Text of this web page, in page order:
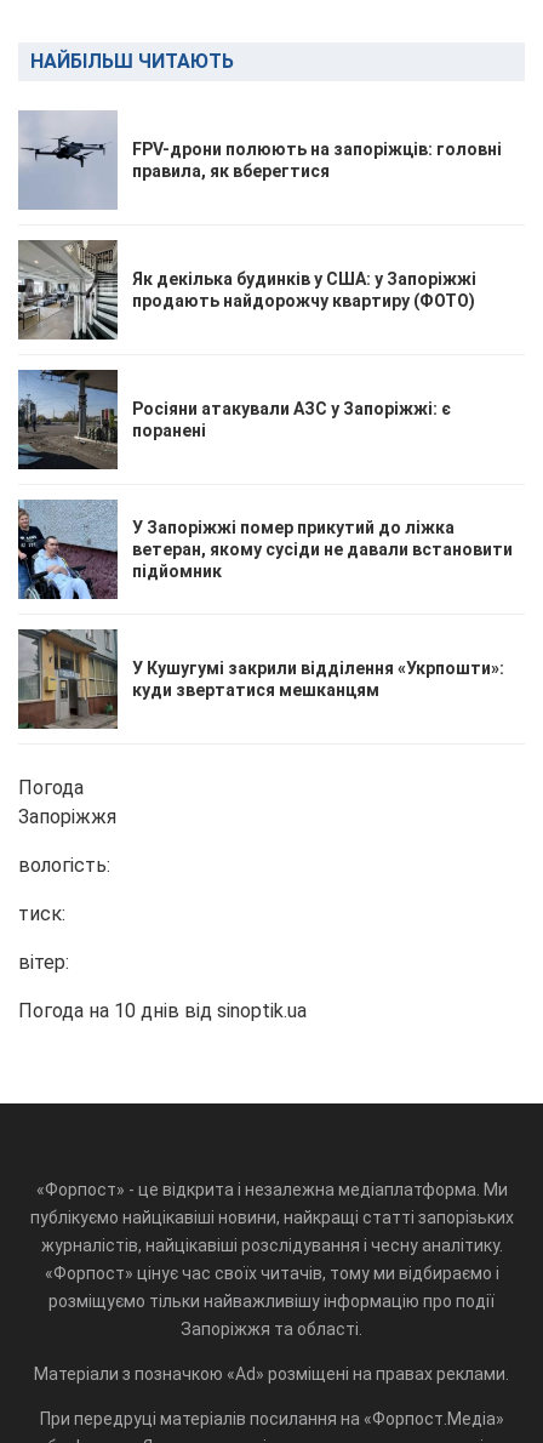
НАЙБІЛЬШ ЧИТАЮТЬ
FPV-дрони полюють на запоріжців: головні
правила, як вберегтися
Як декілька будинків у США: у Запоріжжі
продають найдорожчу квартиру (ФОТО)
Росіяни атакували АЗС у Запоріжжі: є
поранені
У Запоріжжі помер прикутий до ліжка
ветеран, якому сусіди не давали встановити
підйомник
У Кушугумі закрили відділення «Укрпошти»:
куди звертатися мешканцям
Погода
Запоріжжя
вологість:
тиск:
вітер:
Погода на 10 днів від sinoptik.ua
«Форпост» - це відкрита і незалежна медіаплатформа. Ми
публікуємо найцікавіші новини, найкращі статті запорізьких
журналістів, найцікавіші розслідування і чесну аналітику.
«Форпост» цінує час своїх читачів, тому ми відбираємо і
розміщуємо тільки найважливішу інформацію про події
Запоріжжя та області.
Матеріали з позначкою «Ad» розміщені на правах реклами.
При передруці матеріалів посилання на «Форпост.Медіа»